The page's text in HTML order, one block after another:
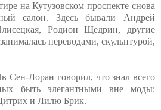
на Кутузовском проспекте снова
салон. Здесь бывали Андрей
Родион Щедрин, другие
переводами, скульптурой,
Сен-Лоран говорил, что знал всего
быть элегантными вне моды:
и Лилю Брик.